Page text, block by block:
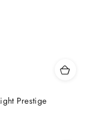
Prestige